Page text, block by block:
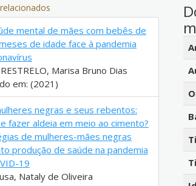
mental de mães com bebês de
de idade face à pandemia
Marisa Bruno Dias
em: (2021)
negras e seus rebentos:
fazer aldeia em meio ao cimento?
de mulheres-mães negras
produção de saúde na pandemia
19
Nataly de Oliveira